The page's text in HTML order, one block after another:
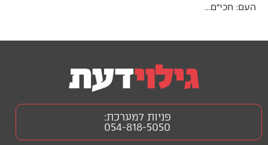
העם: חכי״ם…
פניות למערכת:
054-818-5050